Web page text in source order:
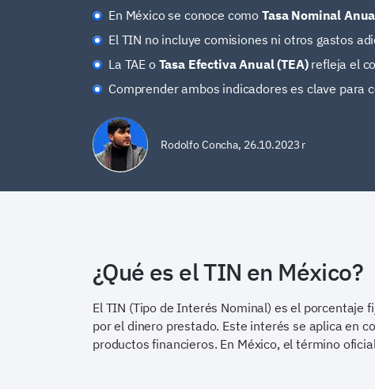
En México se conoce como Tasa Nominal
El TIN no incluye comisiones ni otros gastos
La TAE o Tasa Efectiva Anual (TEA)refleja el
Comprender ambos indicadores es clave
Rodolfo Concha, 26.10.2023 r
¿Qué es el TIN en México?
El TIN (Tipo de Interés Nominal) es el porcentaje
por el dinero prestado. Este interés se aplica en
productos financieros. En México, el término